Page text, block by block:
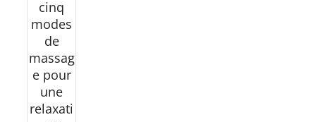
cinq
modes
de
massag
e pour
une
relaxati